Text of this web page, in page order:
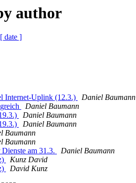
author
[ date ]
Internet-Uplink (12.3.)
Daniel Baumann
Daniel Baumann
Daniel Baumann
Daniel Baumann
Baumann
Baumann
am 31.3.
Daniel Baumann
Kunz David
David Kunz